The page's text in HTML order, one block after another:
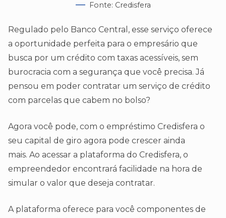
Fonte: Credisfera
Regulado pelo Banco Central, esse serviço oferece
a oportunidade perfeita para o empresário que
busca por um crédito com taxas acessíveis, sem
burocracia com a segurança que você precisa. Já
pensou em poder contratar um serviço de crédito
com parcelas que cabem no bolso?
Agora você pode, com o empréstimo Credisfera o
seu capital de giro agora pode crescer ainda
mais. Ao acessar a plataforma do Credisfera, o
empreendedor encontrará facilidade na hora de
simular o valor que deseja contratar.
A plataforma oferece para você componentes de